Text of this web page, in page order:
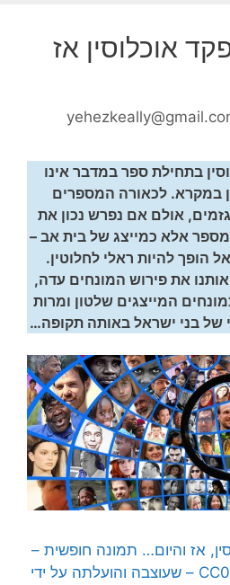
אוכלוסין אז
בתחילת ספר במדבר אינו
במקרא. לכאורה המספרים
אולם אם נפרש נכון את
אלא כמייצג של בית אב –
הופך להיות ראלי לחלוטין.
את פירוש המונחים עדה,
המייצגים שלטון ומרות
של בני ישראל באותה תקופה…
אז והיום… תמונה חופשית –
CC0 Creative Commons – שעוצבה והועלתה על ידי